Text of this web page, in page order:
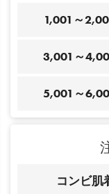
1,001～
3,001～
5,001～
コンビ肌